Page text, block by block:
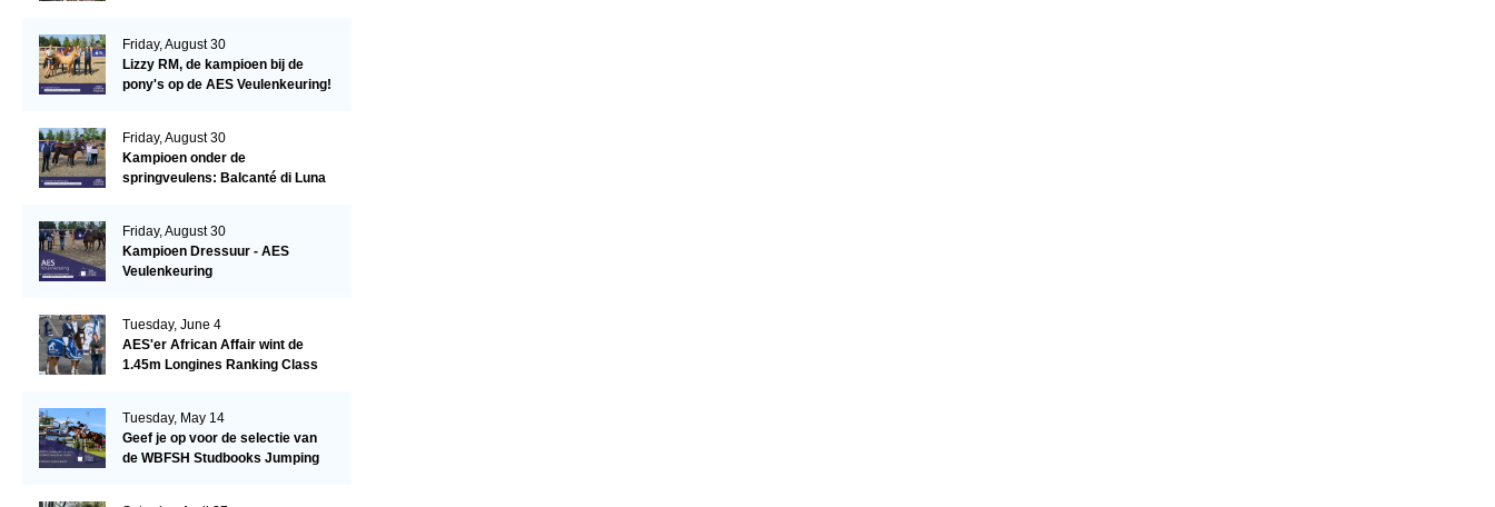
Friday, August 30
Lizzy RM, de kampioen bij de
pony's op de AES Veulenkeuring!
Friday, August 30
Kampioen onder de
springveulens: Balcanté di Luna
Friday, August 30
Kampioen Dressuur - AES
Veulenkeuring
Tuesday, June 4
AES'er African Affair wint de
1.45m Longines Ranking Class
Tuesday, May 14
Geef je op voor de selectie van
de WBFSH Studbooks Jumping